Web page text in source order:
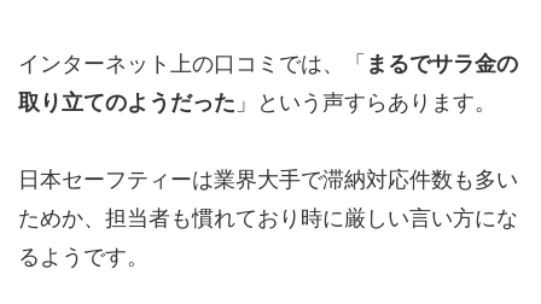
インターネット上の口コミでは、「 まるでサラ金の
取り立てのようだった 」という声すらあります。
日本セーフティーは業界大手で滞納対応件数も多い
ためか、担当者も慣れており時に厳しい言い方にな
るようです。